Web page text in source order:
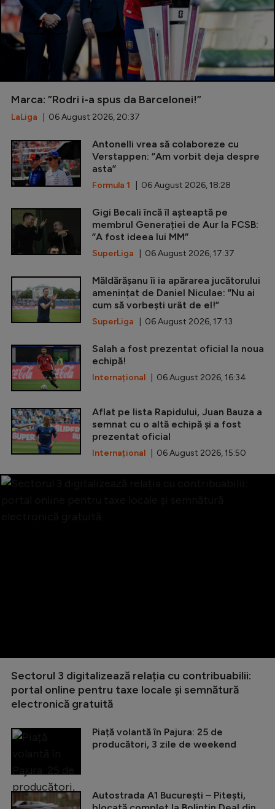
Marca: ”Rodri i-a spus da Barcelonei!”
LaLiga | 06 August 2026, 20:37
Antonelli vrea să colaboreze cu
Verstappen: ”Am vorbit deja despre
asta”
Formula 1 | 06 August 2026, 18:28
Gigi Becali încă îl așteaptă pe
membrul Generației de Aur la FCSB:
”A fost ideea lui MM”
SuperLiga | 06 August 2026, 17:37
Măldărășanu îi ia apărarea jucătorului
amenințat de Daniel Niculae: ”Nu ai
cum să vorbești urât de el!”
SuperLiga | 06 August 2026, 17:13
Salah a fost prezentat oficial la noua
echipă!
Internațional | 06 August 2026, 16:34
Aflat pe lista Rapidului, Juan Bauza a
semnat cu o altă echipă și a fost
prezentat oficial
Internațional | 06 August 2026, 15:50
Sectorul 3 digitalizează relația cu contribuabilii:
portal online pentru taxe locale și semnătură
electronică gratuită
Piață volantă în Pajura: 25 de
producători, 3 zile de weekend
Autostrada A1 București – Pitești,